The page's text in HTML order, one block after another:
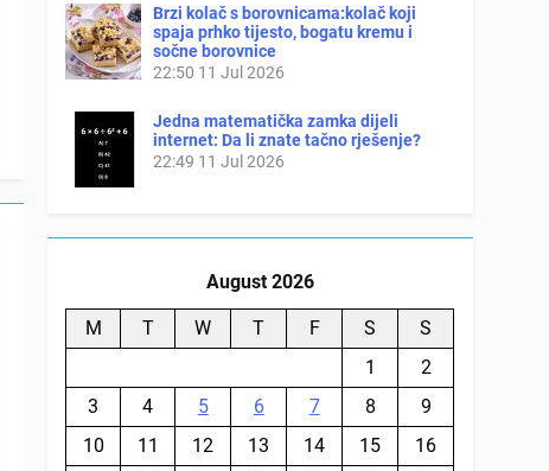
Brzi kolač s borovnicama:kolač koji
spaja prhko tijesto, bogatu kremu i
sočne borovnice
22:50 11 Jul 2026
Jedna matematička zamka dijeli
internet: Da li znate tačno rješenje?
22:49 11 Jul 2026
August 2026
M T W T F S
S
1
2
3
4 5 6 7 8
9
10
11 12 13 14 15
16